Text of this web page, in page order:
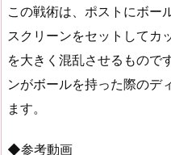
この戦術は、ポストにボー
スクリーンをセットしてカ
を大きく混乱させるもので
ンがボールを持った際のデ
ます。
◆参考動画